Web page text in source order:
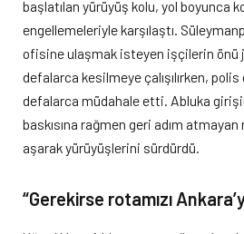
başlatılan yürüyüş kolu, yol boyunca
engellemeleriyle karşılaştı.
ofisine ulaşmak isteyen işçilerin önü
defalarca kesilmeye çalışılırken,
defalarca müdahale etti. Abluka
baskısına rağmen geri adım
aşarak yürüyüşlerini sürdürdü.
“Gerekirse rotamızı